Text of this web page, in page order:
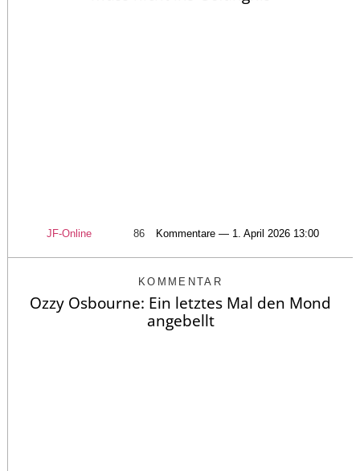
JF-Online 86 Kommentare — 1. April 2026 13:00
KOMMENTAR
Ozzy Osbourne: Ein letztes Mal den Mond
angebellt